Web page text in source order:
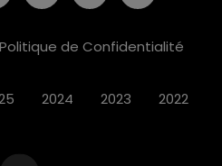
Politique de Confidentialité
2024 2023 2022